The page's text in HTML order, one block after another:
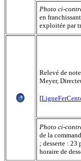
Photo ci-
en
exploitée par
Relevé de
Meyer,
[
Photo ci-
de la
; desserte : 23
horaire de